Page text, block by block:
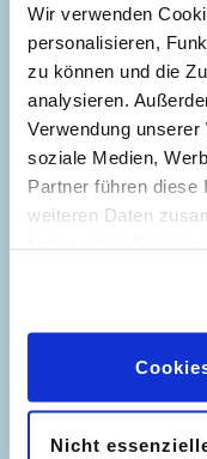
Wir verwenden
personalisieren,
zu können und die
analysieren.
Verwendung
soziale Medien,
Partner führen diese
weiteren Daten
geben, können Sie
Nicht